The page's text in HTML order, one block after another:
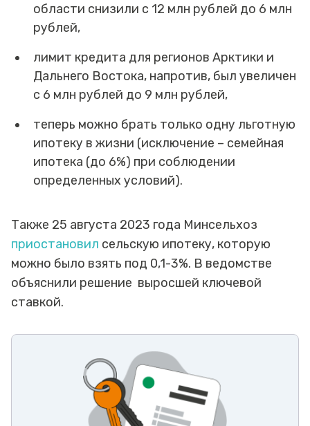
области снизили с 12 млн рублей до 6 млн
рублей,
лимит кредита для регионов Арктики и
Дальнего Востока, напротив, был увеличен
с 6 млн рублей до 9 млн рублей,
теперь можно брать только одну льготную
ипотеку в жизни (исключение – семейная
ипотека (до 6%) при соблюдении
определенных условий).
Также 25 августа 2023 года Минсельхоз
приостановил сельскую ипотеку, которую
можно было взять под 0,1-3%. В ведомстве
объяснили решение выросшей ключевой
ставкой.